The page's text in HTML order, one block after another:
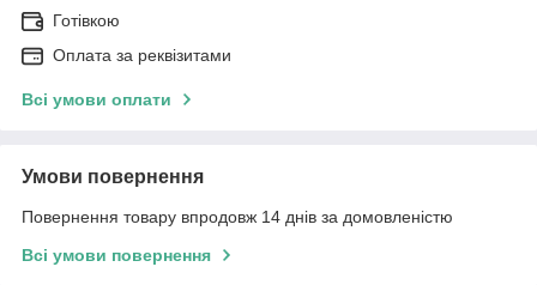
Готівкою
Оплата за реквізитами
Всі умови оплати
Умови повернення
Повернення товару впродовж 14 днів за домовленістю
Всі умови повернення